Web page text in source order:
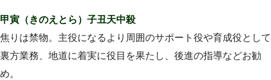
甲寅（きのえとら）子丑天中殺
焦りは禁物。主役になるより周囲のサポート役や育成役として
裏方業務、地道に着実に役目を果たし、後進の指導などお勧
め。